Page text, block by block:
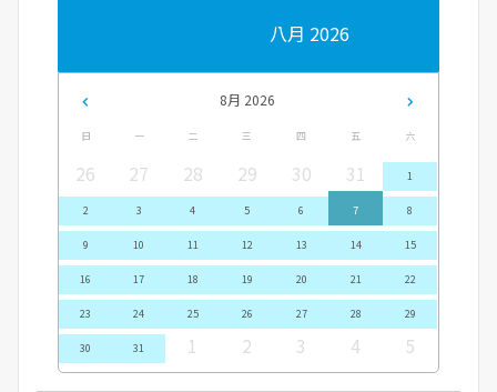
八月 2026
8月 2026
日 一 二 三 四 五 六
26 27 28 29 30 31 1
2 3 4 5 6 7 8
9 10 11 12 13 14 15
16 17 18 19 20 21 22
23 24 25 26 27 28 29
30 31 1 2 3 4 5